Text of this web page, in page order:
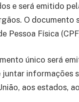
e será emitido
O documento
Pessoa Física
único será
informações
aos estados,